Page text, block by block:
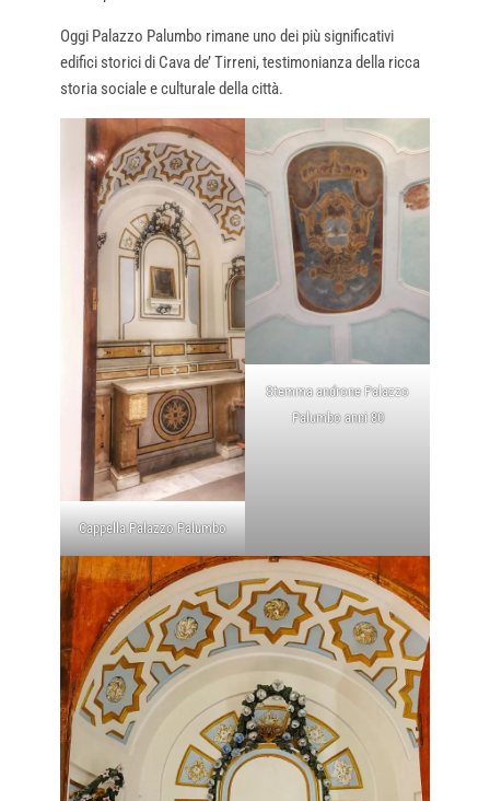
Oggi Palazzo Palumbo rimane uno dei più significativi
edifici storici di Cava de’ Tirreni, testimonianza della ricca
storia sociale e culturale della città.
Cappella Palazzo Palumbo
Stemma androne Palazzo
Palumbo anni 80